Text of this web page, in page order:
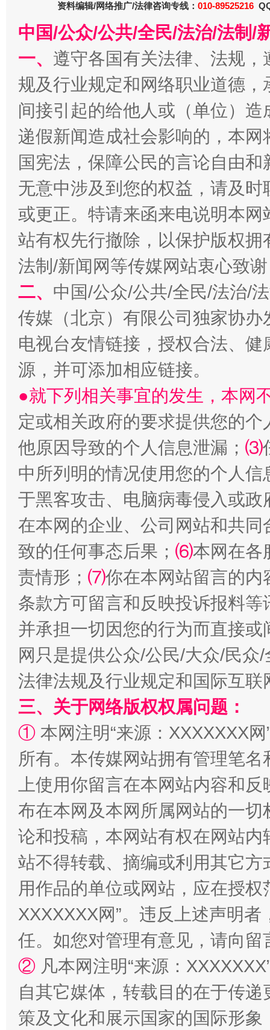
全民健身五年计划来了！等你上场
国家大学科技园优化重塑工作
扯下公款旅游的“隐身衣” 如何以
“蜀中异人”王建安的艺术幻境
资料编辑/网络推广/法律咨询专线： 010-89525216
中国/公众/公共/全民/法治/法制/
一、 遵守各国有关法律、法规
规及行业规定和网络职业道德
间接引起的给他人或（单位）
递假新闻造成社会影响的，本
国宪法，保障公民的言论自由
无意中涉及到您的权益，请及
或更正。特请来函来电说明本
站有权先行撤除，以保护版权
法制/新闻网等传媒网站衷心致
二、 中国/公众/公共/全民/法治/
传媒（北京）有限公司独家协
电视台友情链接，授权合法、
源，并可添加相应链接。
●就下列相关事宜的发生，本网
定或相关政府的要求提供您的个
他原因导致的个人信息泄漏； ⑶
中所列明的情况使用您的个人
于黑客攻击、电脑病毒侵入或
在本网的企业、公司网站和共
致的任何事态后果； ⑹本网在各
责情形； ⑺你在本网站留言的内
条款方可留言和反映投诉报料
并承担一切因您的行为而直接
网只是提供公众/公民/大众/民
法律法规及行业规定和国际互
三、关于网络版权权属问题：
① 本网注明“来源：XXXXXXX
所有。本传媒网站拥有管理笔
上使用你留言在本网站内容和
布在本网及本网所属网站的一
论和投稿，本网站有权在网站
站不得转载、摘编或利用其它
用作品的单位或网站，应在授
XXXXXXX网”。违反上述声明
任。如您对管理有意见，请向
② 凡本网注明“来源：
自其它媒体，转载目的在于传
策及文化和展示国家的国际形